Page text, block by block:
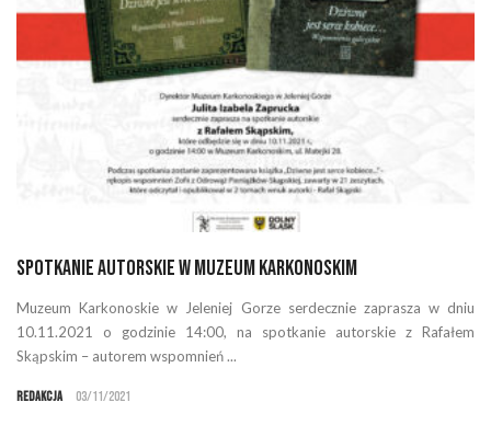
Spotkanie Autorskie w Muzeum Karkonoskim
Muzeum Karkonoskie w Jeleniej Gorze serdecznie zaprasza w dniu
10.11.2021 o godzinie 14:00, na spotkanie autorskie z Rafałem
Skąpskim – autorem wspomnień ...
Redakcja 03/11/2021